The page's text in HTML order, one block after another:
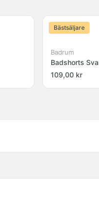
Bästsäljare
Badrum
Badshorts
109,00 kr